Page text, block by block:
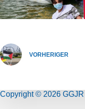
VORHERIGER
Copyright © 2026 GGJR